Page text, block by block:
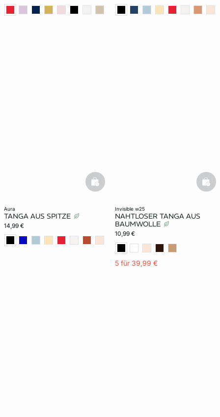
aura
TANGA AUS SPITZE
14,99 €
basketfull
invisible w25
NAHTLOSER TANGA AUS
BAUMWOLLE
10,99 €
5 für 39,99 €